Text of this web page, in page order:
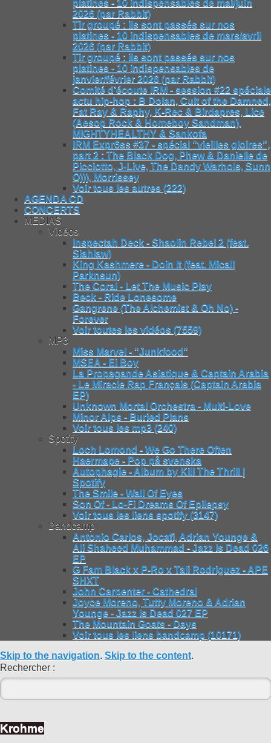
platines - 10 indispensables de mai/juin
2026 (par Rabbit)
Tir groupé : ils sont passés sur nos
platines - 10 indispensables de mars/avril
2026 (par Rabbit)
Tir groupé : ils sont passés sur nos
platines - 10 indispensables de
janvier/février 2026 (par Rabbit)
Comité d’écoute IRM - session #22 spéciale
actu hip-hop : B Dolan, Cult of the Damned,
Fat Ray & Raphy, K-Rec & Birdapres, Lice
(Aesop Rock & Homeboy Sandman),
MIGHTYHEALTHY & Sankofa
IRM Expr6ss #37 - spécial "vieilles gloires",
part 2 : The Black Dog, Phew & Danielle de
Picciotto, J-Live, The Dandy Warhols, Sunn
O))), Morrissey
Voir tous les autres (222)
AGENDA CD
CONCERTS
MEDIAS
Vidéos
Inspectah Deck - Shaolin Rebel 2 (feat.
Siahlaw)
King Kashmere - Doin It (feat. Micall
Parknsun)
The Coral - Let The Music Play
Beck - Ride Lonesome
Gangrene (The Alchemist & Oh No) -
Forever
Voir toutes les vidéos (7559)
MP3
Miss Marvel - "Junkfood"
MSEA - Ei Boy
La Propagande Asiatique & Captain Arabia
- Le Miracle Rap Français (Captain Arabia
EP)
Unknown Mortal Orchestra - Multi-Love
Minor Alps - Buried Plans
Voir tous les mp3 (240)
Spotify
Loch Lomond - We Go There Often
Haermape - Pop på svenska
Autophagie - Album by Kill The Thrill |
Spotify
The Smile - Wall Of Eyes
Son Of - Lo-Fi Dreams Of Epilepsy
Voir tous les liens spotify (3147)
Bandcamp
Antonio Carlos, Jocafi, Adrian Younge &
Ali Shaheed Muhammad - Jazz Is Dead 026
EP
G Fam Black x P-Ro x Tali Rodriguez - APE
SHXT
John Carpenter - Cathedral
Joyce Moreno, Tutty Moreno & Adrian
Younge - Jazz Is Dead 027 EP
The Mountain Goats - Days
Voir tous les liens bandcamp (10171)
Skip to the navigation. Skip to the content.
Rechercher :
Krohme